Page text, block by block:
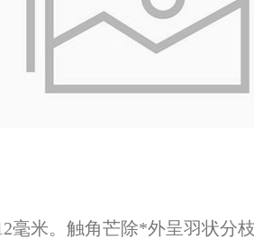
毫米。触角芒除*外呈羽状分